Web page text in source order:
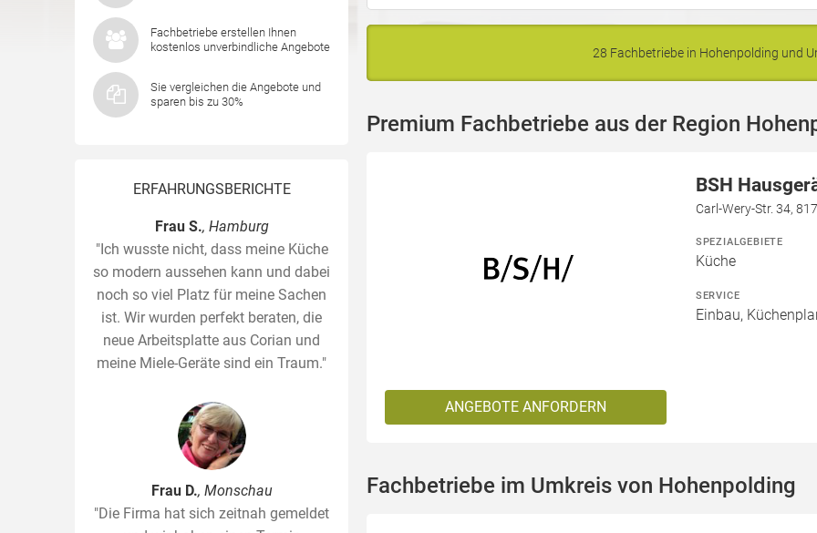
Fachbetriebe erstellen Ihnen
kostenlos unverbindliche Angebote
Sie vergleichen die Angebote und
sparen bis zu 30%
ERFAHRUNGSBERICHTE
Frau S., Hamburg
"Ich wusste nicht, dass meine Küche
so modern aussehen kann und dabei
noch so viel Platz für meine Sachen
ist. Wir wurden perfekt beraten, die
neue Arbeitsplatte aus Corian und
meine Miele-Geräte sind ein Traum."
Frau D., Monschau
"Die Firma hat sich zeitnah gemeldet
28 Fachbetriebe in Hohenpolding und
Premium Fachbetriebe aus der Region
ANGEBOTE ANFORDERN
BSH
Carl-Wery-Str. 34,
SPEZIALGEBIETE
Küche
SERVICE
Einbau,
Fachbetriebe im Umkreis von Hohenpolding